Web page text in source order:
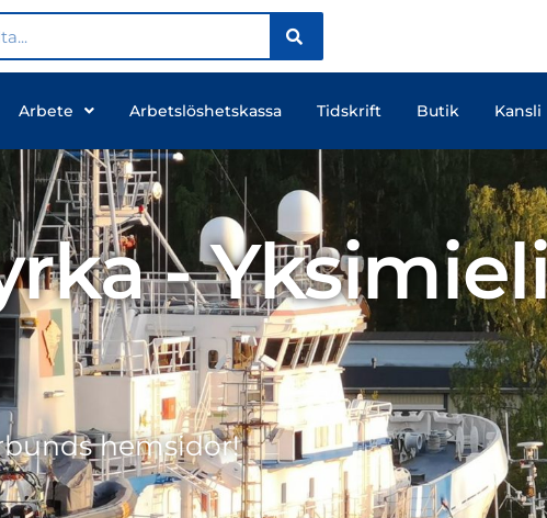
Arbete Arbetslöshetskassa Tidskrift Butik Kansli
-
hemsidor!